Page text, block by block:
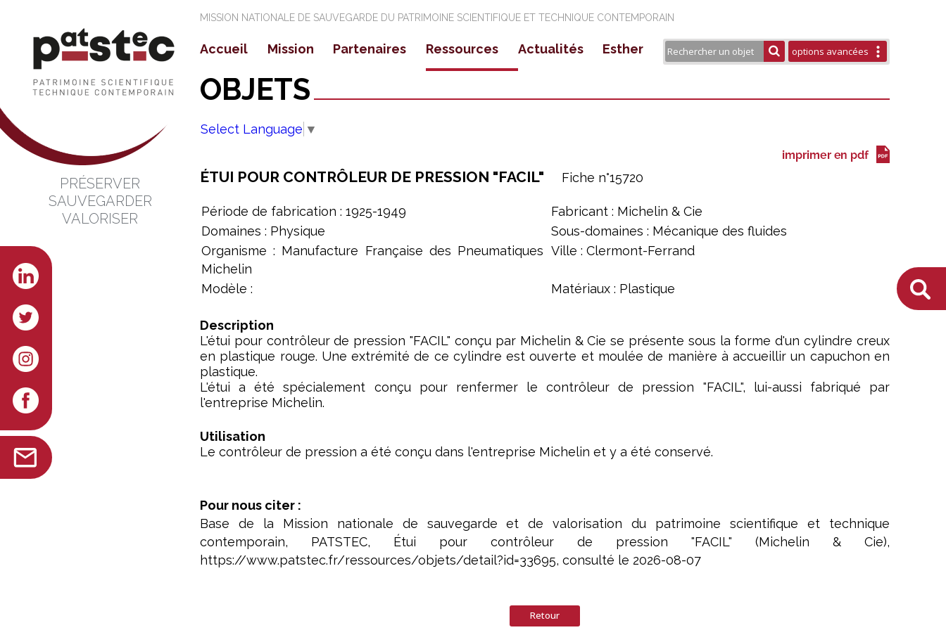
PRÉSERVER
SAUVEGARDER
VALORISER
MISSION NATIONALE DE SAUVEGARDE DU PATRIMOINE SCIENTIFIQUE ET TECHNIQUE CONTEMPORAIN
options avancées
Accueil
Mission
Les origines
Partenaires
Partenaires Régionaux
Partenaires Nationaux
Ressources
Collections d'objets
Glossaire
Actualités
Colloques Séminaires
Esther
Partenaires
OBJETS
Select Language ▼
ÉTUI POUR CONTRÔLEUR DE PRESSION "FACIL" Fiche n°15720
Période de fabrication : 1925-1949
Fabricant : Michelin & Cie
Domaines : Physique
Sous-domaines : Mécanique des fluides
Organisme : Manufacture Française des Pneumatiques
Michelin
Ville : Clermont-Ferrand
Modèle : Matériaux : Plastique
Description
L'étui pour contrôleur de pression "FACIL" conçu par Michelin & Cie se présente sous la forme d'un cylindre creux
en plastique rouge. Une extrémité de ce cylindre est ouverte et moulée de manière à accueillir un capuchon en
plastique.
L'étui a été spécialement conçu pour renfermer le contrôleur de pression "FACIL", lui-aussi fabriqué par
l'entreprise Michelin.
Utilisation
Le contrôleur de pression a été conçu dans l'entreprise Michelin et y a été conservé.
Pour nous citer :
Base de la Mission nationale de sauvegarde et de valorisation du patrimoine scientifique et technique
contemporain, PATSTEC, Étui pour contrôleur de pression "FACIL" (Michelin & Cie),
https://www.patstec.fr/ressources/objets/detail?id=33695, consulté le 2026-08-07
Retour